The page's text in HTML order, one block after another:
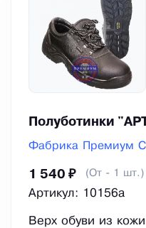
Полуботинки
Фабрика Премиум
1 540 ₽ (От - 1 шт.)
Артикул: 10156а
Верх обуви из